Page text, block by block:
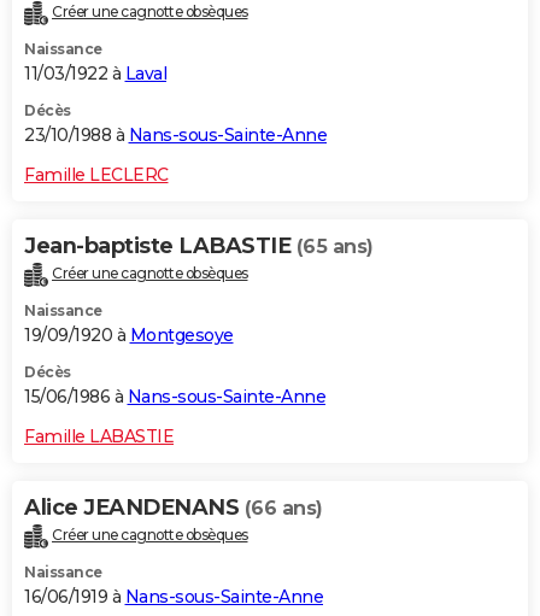
Créer une cagnotte obsèques
Naissance
11/03/1922 à Laval
Décès
23/10/1988 à Nans-sous-Sainte-Anne
Famille LECLERC
Jean-baptiste LABASTIE (65 ans)
Créer une cagnotte obsèques
Naissance
19/09/1920 à Montgesoye
Décès
15/06/1986 à Nans-sous-Sainte-Anne
Famille LABASTIE
Alice JEANDENANS (66 ans)
Créer une cagnotte obsèques
Naissance
16/06/1919 à Nans-sous-Sainte-Anne